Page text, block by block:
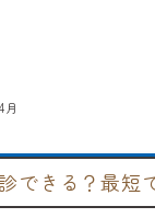
月
できる？最短